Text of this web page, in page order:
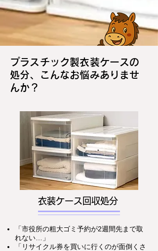
プラスチック製衣装ケースの
処分、こんなお悩みありませ
んか？
​衣装ケース回収処分
「市役所の粗大ゴミ予約が2週間先まで取
れない…」
「リサイクル券を買いに行くのが面倒くさ